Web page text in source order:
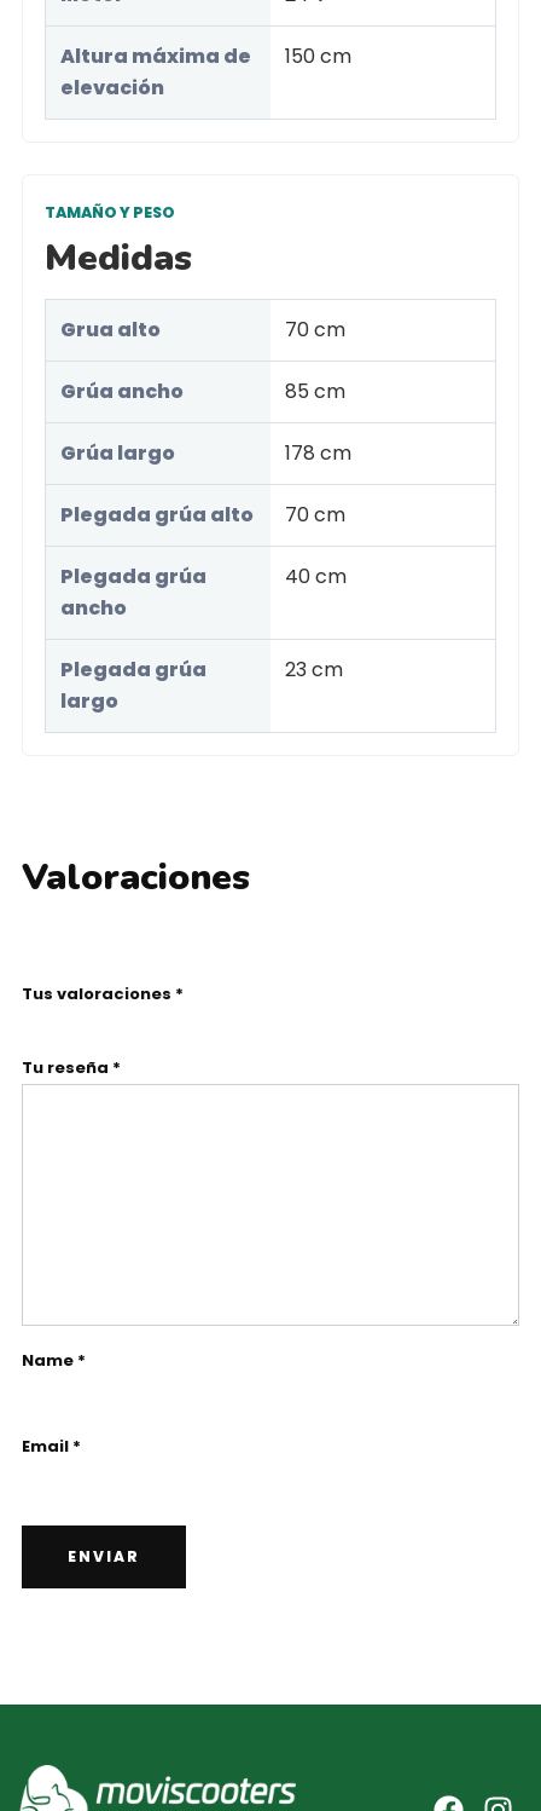
Altura máxima de
elevación
150 cm
TAMAÑO Y PESO
Medidas
Grua alto 70 cm
Grúa ancho 85 cm
Grúa largo 178 cm
Plegada grúa alto 70 cm
Plegada grúa
ancho
40 cm
Plegada grúa
largo
23 cm
Valoraciones
Tus valoraciones *
Tu reseña *
Name *
Email *